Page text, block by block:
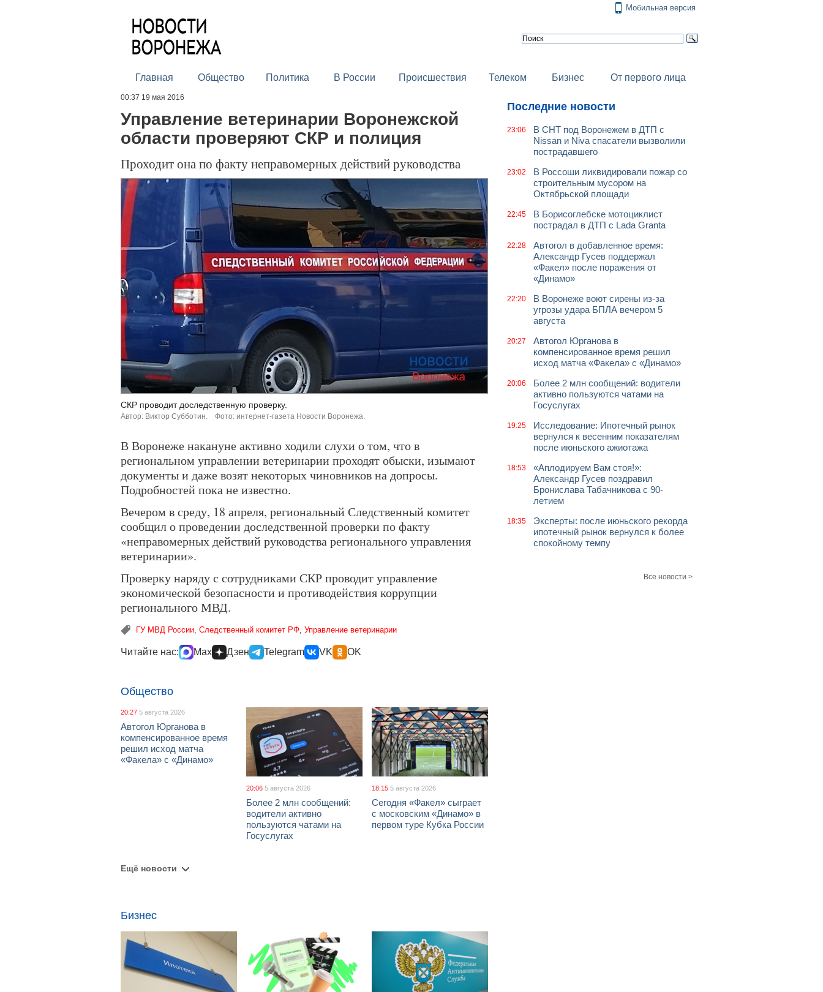
Мобильная версия
Главная Общество Политика В России Происшествия Телеком Бизнес От первого лица
00:37 19 мая 2016
Управление ветеринарии Воронежской
области проверяют СКР и полиция
Проходит она по факту неправомерных действий руководства
СКР проводит доследственную проверку.
Автор: Виктор Субботин. Фото: интернет-газета Новости Воронежа.
В Воронеже накануне активно ходили слухи о том, что в
региональном управлении ветеринарии проходят обыски, изымают
документы и даже возят некоторых чиновников на допросы.
Подробностей пока не известно.
Вечером в среду, 18 апреля, региональный Следственный комитет
сообщил о проведении доследственной проверки по факту
«неправомерных действий руководства регионального управления
ветеринарии».
Проверку наряду с сотрудниками СКР проводит управление
экономической безопасности и противодействия коррупции
регионального МВД.
ГУ МВД России, Следственный комитет РФ, Управление ветеринарии
Читайте нас: Max Дзен Telegram VK OK
Общество
20:27 5 августа 2026
Автогол Юрганова в
компенсированное время
решил исход матча
«Факела» с «Динамо»
20:06 5 августа 2026
Более 2 млн сообщений:
водители активно
пользуются чатами на
Госуслугах
18:15 5 августа 2026
Сегодня «Факел» сыграет
с московским «Динамо» в
первом туре Кубка России
Ещё новости
Бизнес
Последние новости
23:06
В СНТ под Воронежем в ДТП с
Nissan и Niva спасатели вызволили
пострадавшего
23:02
В Россоши ликвидировали пожар со
строительным мусором на
Октябрьской площади
22:45
В Борисоглебске мотоциклист
пострадал в ДТП с Lada Granta
22:28
Автогол в добавленное время:
Александр Гусев поддержал
«Факел» после поражения от
«Динамо»
22:20
В Воронеже воют сирены из-за
угрозы удара БПЛА вечером 5
августа
20:27
Автогол Юрганова в
компенсированное время решил
исход матча «Факела» с «Динамо»
20:06
Более 2 млн сообщений: водители
активно пользуются чатами на
Госуслугах
19:25
Исследование: Ипотечный рынок
вернулся к весенним показателям
после июньского ажиотажа
18:53
«Аплодируем Вам стоя!»:
Александр Гусев поздравил
Бронислава Табачникова с 90-
летием
18:35
Эксперты: после июньского рекорда
ипотечный рынок вернулся к более
спокойному темпу
Все новости >